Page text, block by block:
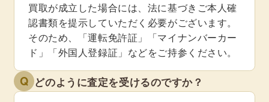
買取が成立した場合には、法に基づきご本人確
認書類を提示していただく必要がございます。
そのため、「運転免許証」「マイナンバーカー
ド」「外国人登録証」などをご持参ください。
Q どのように査定を受けるのですか？